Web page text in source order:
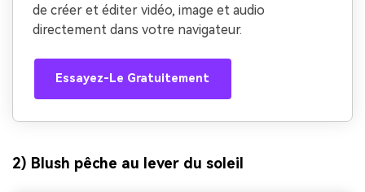
de créer et éditer vidéo, image et audio
directement dans votre navigateur.
Essayez-Le Gratuitement
2) Blush pêche au lever du soleil